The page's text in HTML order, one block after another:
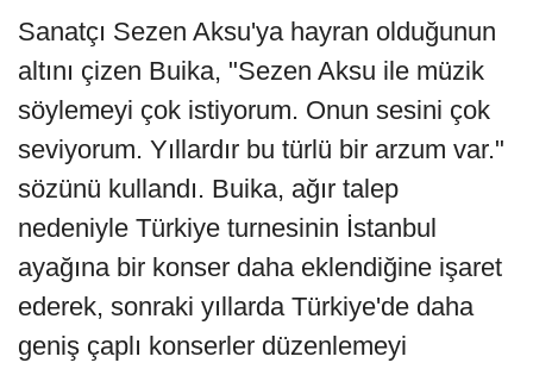
Sanatçı Sezen Aksu'ya hayran olduğunun
altını çizen Buika, "Sezen Aksu ile müzik
söylemeyi çok istiyorum. Onun sesini çok
seviyorum. Yıllardır bu türlü bir arzum var."
sözünü kullandı. Buika, ağır talep
nedeniyle Türkiye turnesinin İstanbul
ayağına bir konser daha eklendiğine işaret
ederek, sonraki yıllarda Türkiye'de daha
geniş çaplı konserler düzenlemeyi